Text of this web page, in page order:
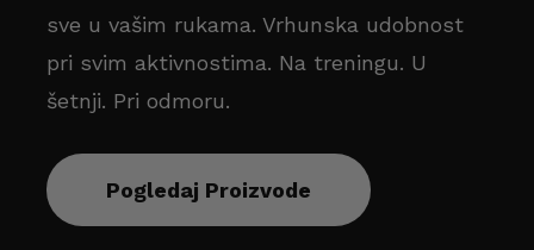
sve u vašim rukama. Vrhunska udobnost
pri svim aktivnostima. Na treningu. U
šetnji. Pri odmoru.
Pogledaj Proizvode